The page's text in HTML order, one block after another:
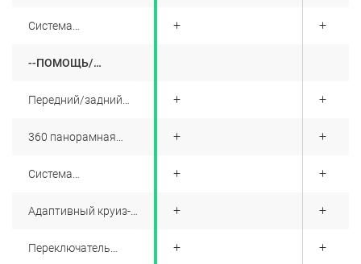
Cистема
(FCW)
--ПОМОЩЬ/
Передний/задний
360 панорамная
Система
ходом
Адаптивный круиз-
Переключатель
+
+
+
+
+
+
+
+
+
+
+
+
+
+
+
+
+
+